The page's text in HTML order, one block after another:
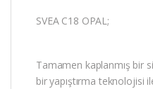
SVEA C18 OPAL;
Tamamen kaplanmış bir
bir yapıştırma teknolojisi